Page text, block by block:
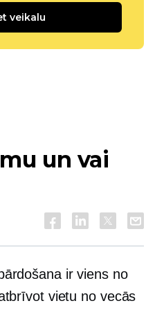
veikalu
un vai
ir viens no
vietu no vecās